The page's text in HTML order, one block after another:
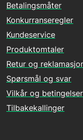
Betalingsmåter
Konkurranseregler
Kundeservice
Produktomtaler
Retur og
Spørsmål og svar
Vilkår og betingelser
Tilbakekallinger